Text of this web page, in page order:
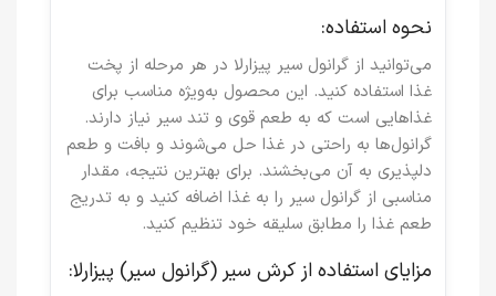
نحوه استفاده:
می‌توانید از گرانول سیر پیزارلا در هر مرحله از پخت
غذا استفاده کنید. این محصول به‌ویژه مناسب برای
غذاهایی است که به طعم قوی و تند سیر نیاز دارند.
گرانول‌ها به راحتی در غذا حل می‌شوند و بافت و طعم
دلپذیری به آن می‌بخشند. برای بهترین نتیجه، مقدار
مناسبی از گرانول سیر را به غذا اضافه کنید و به تدریج
طعم غذا را مطابق سلیقه خود تنظیم کنید.
مزایای استفاده از کرش سیر (گرانول سیر) پیزارلا: